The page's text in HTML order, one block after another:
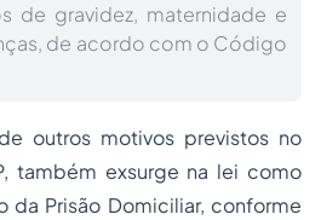
de gravidez, maternidade e
de acordo com o Código
outros motivos previstos no
também exsurge na lei como
da Prisão Domiciliar, conforme